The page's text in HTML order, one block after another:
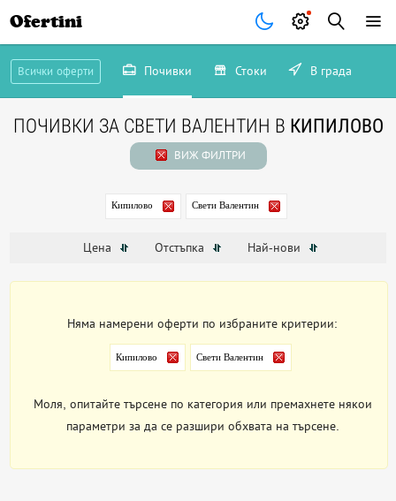
Ofertini
Всички оферти Почивки Стоки В града
ПОЧИВКИ ЗА СВЕТИ ВАЛЕНТИН В КИПИЛОВО
ВИЖ ФИЛТРИ
Кипилово Свети Валентин
Цена Отстъпка Най-нови
Няма намерени оферти по избраните критерии:
Кипилово Свети Валентин
Моля, опитайте търсене по категория или премахнете някои
параметри за да се разшири обхвата на търсене.